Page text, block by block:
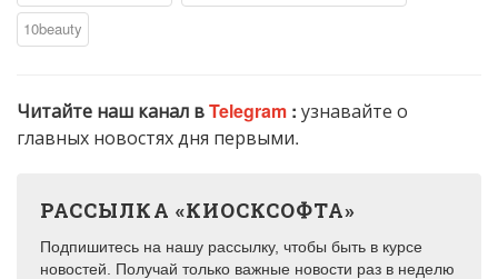
10beauty
Читайте наш канал вTelegram : узнавайте о
главных новостях дня первыми.
РАССЫЛКА «КИОСКСОФТА»
Подпишитесь на нашу рассылку, чтобы быть в курсе
новостей. Получай только важные новости раз в неделю